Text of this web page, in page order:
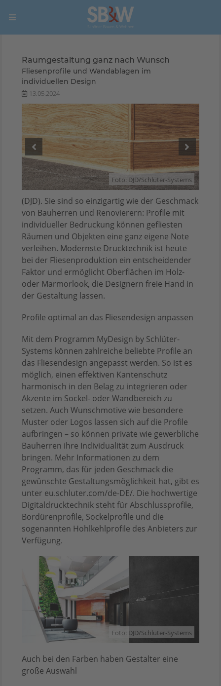
Raumgestaltung ganz nach Wunsch
Fliesenprofile und Wandablagen im
individuellen Design
13.05.2024
Foto: DJD/Schlüter-Systems
(DJD). Sie sind so einzigartig wie der Geschmack
von Bauherren und Renovierern: Profile mit
individueller Bedruckung können gefliesten
Räumen und Objekten eine ganz eigene Note
verleihen. Modernste Drucktechnik ist heute
bei der Fliesenproduktion ein entscheidender
Faktor und ermöglicht Oberflächen im Holz-
oder Marmorlook, die Designern freie Hand in
der Gestaltung lassen.
Profile optimal an das Fliesendesign anpassen
Mit dem Programm MyDesign by Schlüter-
Systems können zahlreiche beliebte Profile an
das Fliesendesign angepasst werden. So ist es
möglich, einen effektiven Kantenschutz
harmonisch in den Belag zu integrieren oder
Akzente im Sockel- oder Wandbereich zu
setzen. Auch Wunschmotive wie besondere
Muster oder Logos lassen sich auf die Profile
aufbringen – so können private wie gewerbliche
Bauherren ihre Individualität zum Ausdruck
bringen. Mehr Informationen zu dem
Programm, das für jeden Geschmack die
gewünschte Gestaltungsmöglichkeit hat, gibt es
unter eu.schluter.com/de-DE/. Die hochwertige
Digitaldrucktechnik steht für Abschlussprofile,
Bordürenprofile, Sockelprofile und die
sogenannten Hohlkehlprofile des Anbieters zur
Verfügung.
Foto: DJD/Schlüter-Systems
Auch bei den Farben haben Gestalter eine
große Auswahl